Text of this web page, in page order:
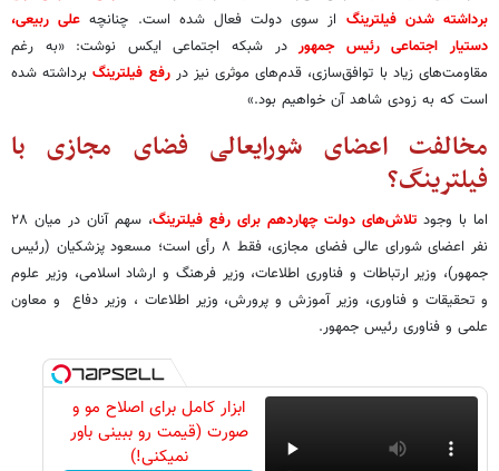
برداشته شدن فیلترینگ از سوی دولت فعال شده است. چنانچهعلی ربیعی،
دستیار اجتماعی رئیس جمهوردر شبکه اجتماعی ایکس نوشت: «به رغم
مقاومت‌های زیاد با توافق‌سازی، قدم‌های موثری نیز دررفع فیلترینگبرداشته شده
است که به زودی شاهد آن خواهیم بود.»
مخالفت اعضای شورایعالی فضای مجازی با
فیلترینگ؟
اما با وجود تلاش‌های دولت چهاردهم برای رفع فیلترینگ
، سهم آنان در میان ۲۸
نفر اعضای شورای عالی فضای مجازی، فقط ۸ رأی است؛ مسعود پزشکیان (رئیس
جمهور)، وزیر ارتباطات و فناوری اطلاعات، وزیر فرهنگ و ارشاد اسلامی، وزیر علوم
و تحقیقات و فناوری، وزیر آموزش و پرورش، وزیر اطلاعات ، وزیر دفاع و معاون
علمی و فناوری رئیس جمهور.
ابزار کامل برای اصلاح مو و
صورت (قیمت رو ببینی باور
نمیکنی!)